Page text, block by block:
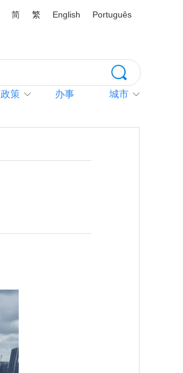
简 繁 English Português
政策 办事 城市